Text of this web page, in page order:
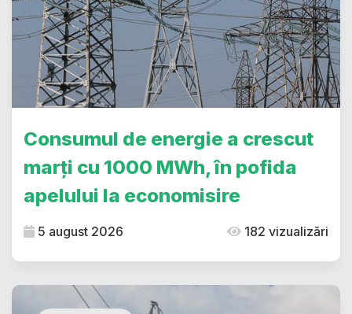
Consumul de energie a crescut
marți cu 1000 MWh, în pofida
apelului la economisire
5 august 2026 182 vizualizări